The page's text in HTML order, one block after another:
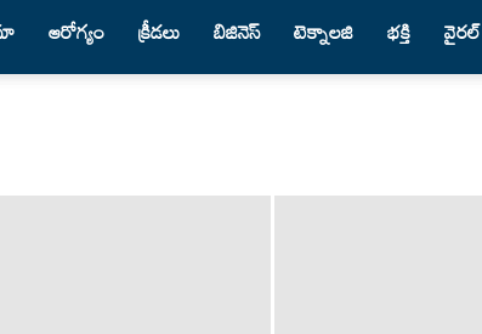
ఆరోగ్యం క్రీడలు బిజినెస్ టెక్నాలజి భక్తి వైరల్